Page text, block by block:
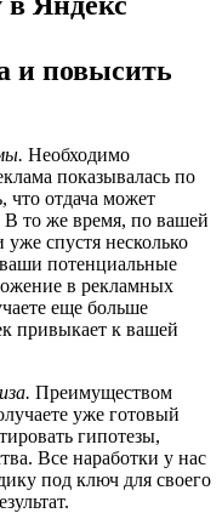
и повысить
Необходимо
показывалась по
что отдача может
В то же время, по вашей
спустя несколько
ваши потенциальные
в рекламных
еще больше
привыкает к вашей
Преимуществом
уже готовый
гипотезы,
Все наработки у нас
под ключ для своего